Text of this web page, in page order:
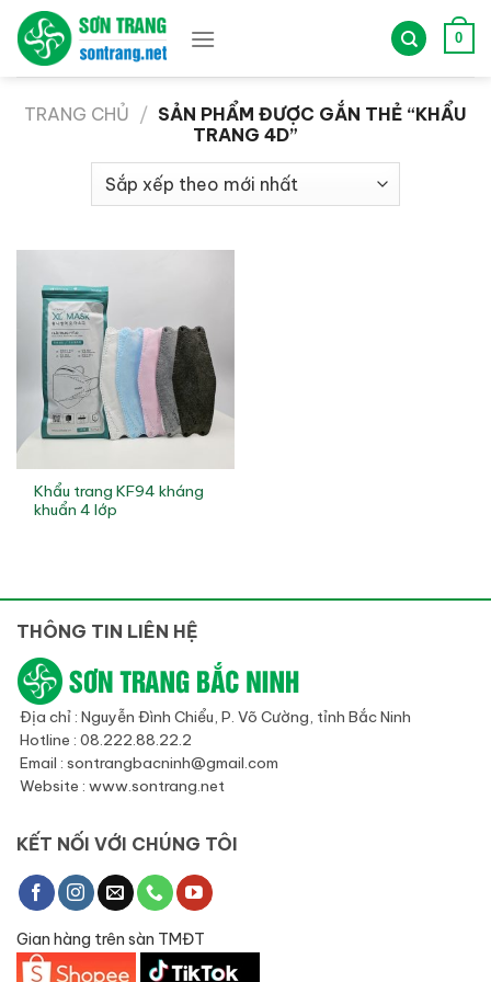
qua
0
TRANG CHỦ / SẢN PHẨM ĐƯỢC GẮN THẺ “KHẨU
TRANG 4D”
Khẩu trang KF94 kháng
khuẩn 4 lớp
THÔNG TIN LIÊN HỆ
Địa chỉ : Nguyễn Đình Chiểu, P. Võ Cường, tỉnh Bắc Ninh
Hotline : 08.222.88.22.2
Email : sontrangbacninh@gmail.com
Website : www.sontrang.net
KẾT NỐI VỚI CHÚNG TÔI
Gian hàng trên sàn TMĐT